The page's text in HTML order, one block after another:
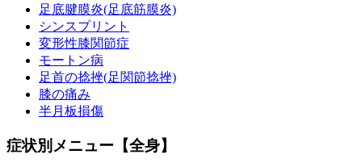
足底腱膜炎(足底筋膜炎)
シンスプリント
変形性膝関節症
モートン病
足首の捻挫(足関節捻挫)
膝の痛み
半月板損傷
症状別メニュー【全身】